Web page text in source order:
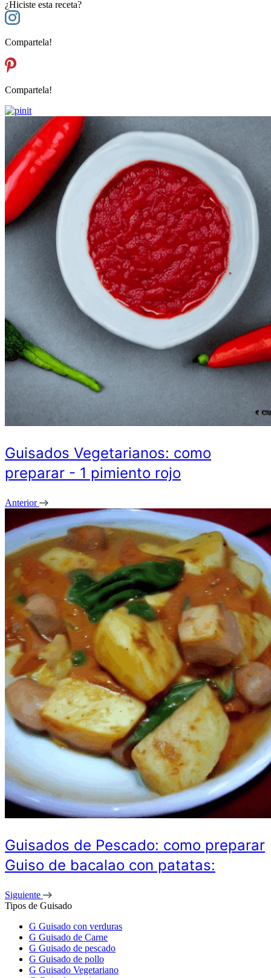
¿Hiciste esta receta?
Compartela!
Compartela!
Guisados Vegetarianos: como
preparar - 1 pimiento rojo
Anterior
Guisados de Pescado: como preparar
Guiso de bacalao con patatas:
Siguiente
Tipos de Guisado
G Guisado con verduras
G Guisado de Carne
G Guisado de pescado
G Guisado de pollo
G Guisado Vegetariano